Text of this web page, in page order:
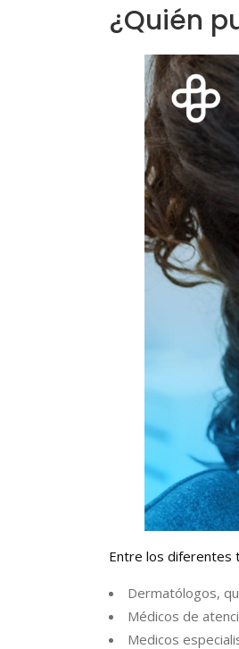
¿Quién
Entre los diferentes
Dermatólogos,
Médicos de
Medicos